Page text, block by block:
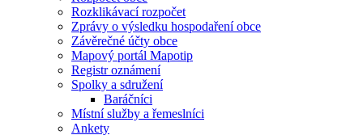
Rozklikávací rozpočet
Zprávy o výsledku hospodaření obce
Závěrečné účty obce
Mapový portál Mapotip
Registr oznámení
Spolky a sdružení
Baráčníci
Místní služby a řemeslníci
Ankety